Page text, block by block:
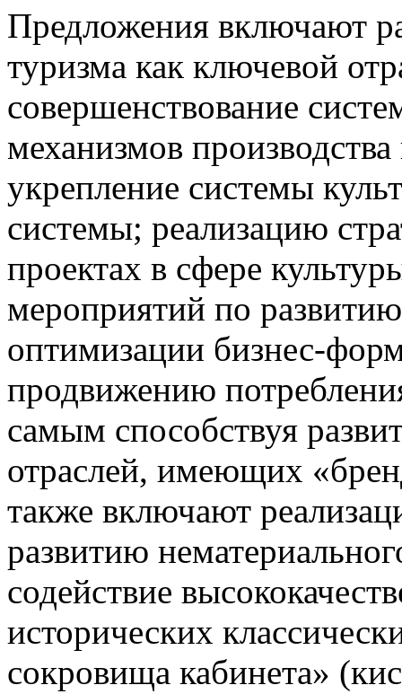
Предложения включают
туризма как ключевой
совершенствование
механизмов
укрепление системы
системы; реализацию
проектах в сфере
мероприятий по
оптимизации бизнес-
продвижению
самым способствуя
отраслей, имеющих
также включают
развитию
содействие
исторических
сокровища кабинета»